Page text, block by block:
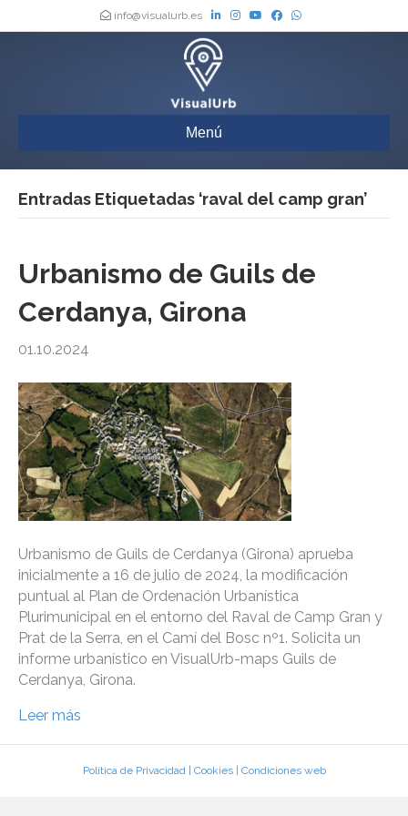
info@visualurb.es
Menú
Entradas Etiquetadas ‘raval del camp gran’
Urbanismo de Guils de
Cerdanya, Girona
01.10.2024
Urbanismo de Guils de Cerdanya (Girona) aprueba
inicialmente a 16 de julio de 2024, la modificación
puntual al Plan de Ordenación Urbanística
Plurimunicipal en el entorno del Raval de Camp Gran y
Prat de la Serra, en el Camí del Bosc nº1. Solicita un
informe urbanístico en VisualUrb-maps Guils de
Cerdanya, Girona.
Leer más
Política de Privacidad| Cookies| Condiciones web